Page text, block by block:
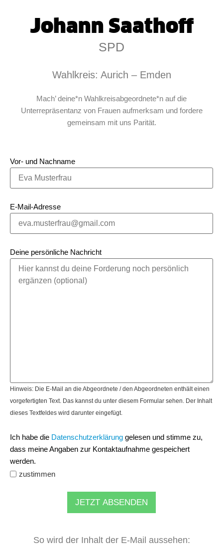
Johann Saathoff
SPD
Wahlkreis: Aurich – Emden
Mach’ deine*n Wahlkreisabgeordnete*n auf die
Unterrepräsentanz von Frauen aufmerksam und fordere
gemeinsam mit uns Parität.
Vor- und Nachname
E-Mail-Adresse
Deine persönliche Nachricht
Hinweis: Die E-Mail an die Abgeordnete / den Abgeordneten enthält einen
vorgefertigten Text. Das kannst du unter diesem Formular sehen. Der Inhalt
dieses Textfeldes wird darunter eingefügt.
Ich habe die Datenschutzerklärung gelesen und stimme zu,
dass meine Angaben zur Kontaktaufnahme gespeichert
werden.
zustimmen
JETZT ABSENDEN
So wird der Inhalt der E-Mail aussehen: